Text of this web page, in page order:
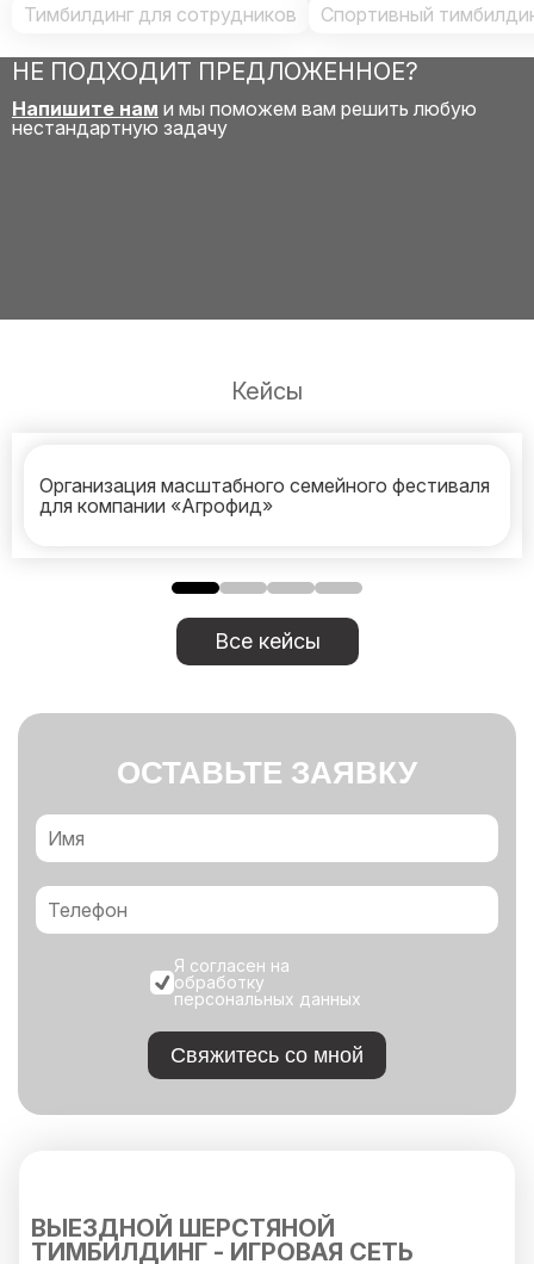
Тимбилдинг для сотрудников Спортивный
НЕ ПОДХОДИТ ПРЕДЛОЖЕННОЕ?
Напишите нам и мы поможем вам решить любую
нестандартную задачу
Кейсы
Организация масштабного семейного фестиваля
для компании «Агрофид»
Все кейсы
ОСТАВЬТЕ ЗАЯВКУ
Я согласен на
обработку
персональных данных
Свяжитесь со мной
ВЫЕЗДНОЙ ШЕРСТЯНОЙ
ТИМБИЛДИНГ - ИГРОВАЯ СЕТЬ